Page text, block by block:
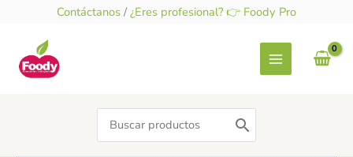
contenido
Contáctanos / ¿Eres profesional? 👉 Foody Pro
Search
for: